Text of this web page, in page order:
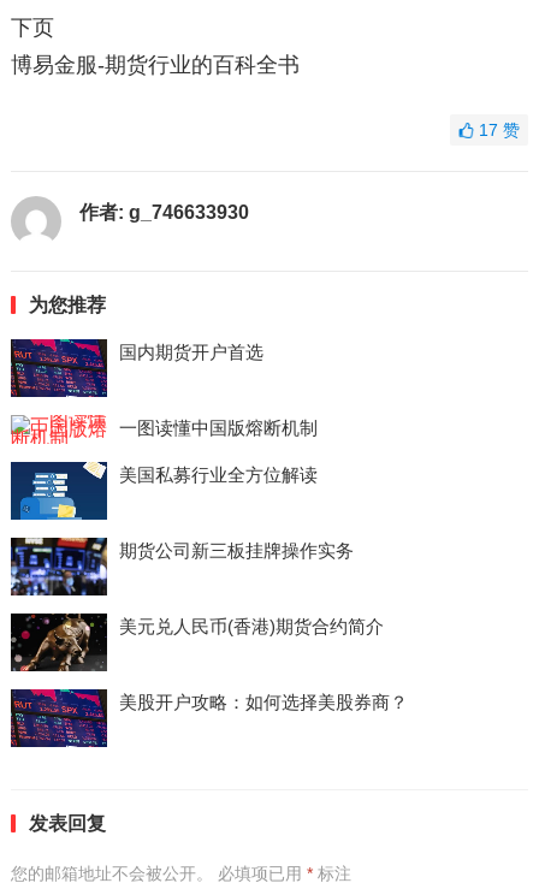
下页
博易金服-期货行业的百科全书
17赞
作者: g_746633930
为您推荐
国内期货开户首选
一图读懂中国版熔断机制
美国私募行业全方位解读
期货公司新三板挂牌操作实务
美元兑人民币(香港)期货合约简介
美股开户攻略：如何选择美股券商？
发表回复
您的邮箱地址不会被公开。 必填项已用 *标注